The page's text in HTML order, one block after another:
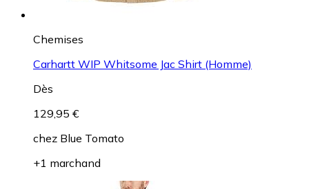
Chemises
Carhartt WIP Whitsome Jac Shirt (Homme)
Dès
129,95 €
chez Blue Tomato
+1 marchand